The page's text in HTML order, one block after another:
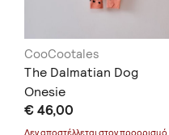
CooCootales
The Dalmatian Dog
Onesie
€ 46,00
Δεν αποστέλλεται στονπροορισμό